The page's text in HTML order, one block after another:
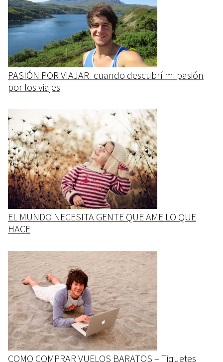
PASIÓN POR VIAJAR- cuando descubrí mi pasión
por los viajes
EL MUNDO NECESITA GENTE QUE AME LO QUE
HACE
COMO COMPRAR VUELOS BARATOS – Tiquetes